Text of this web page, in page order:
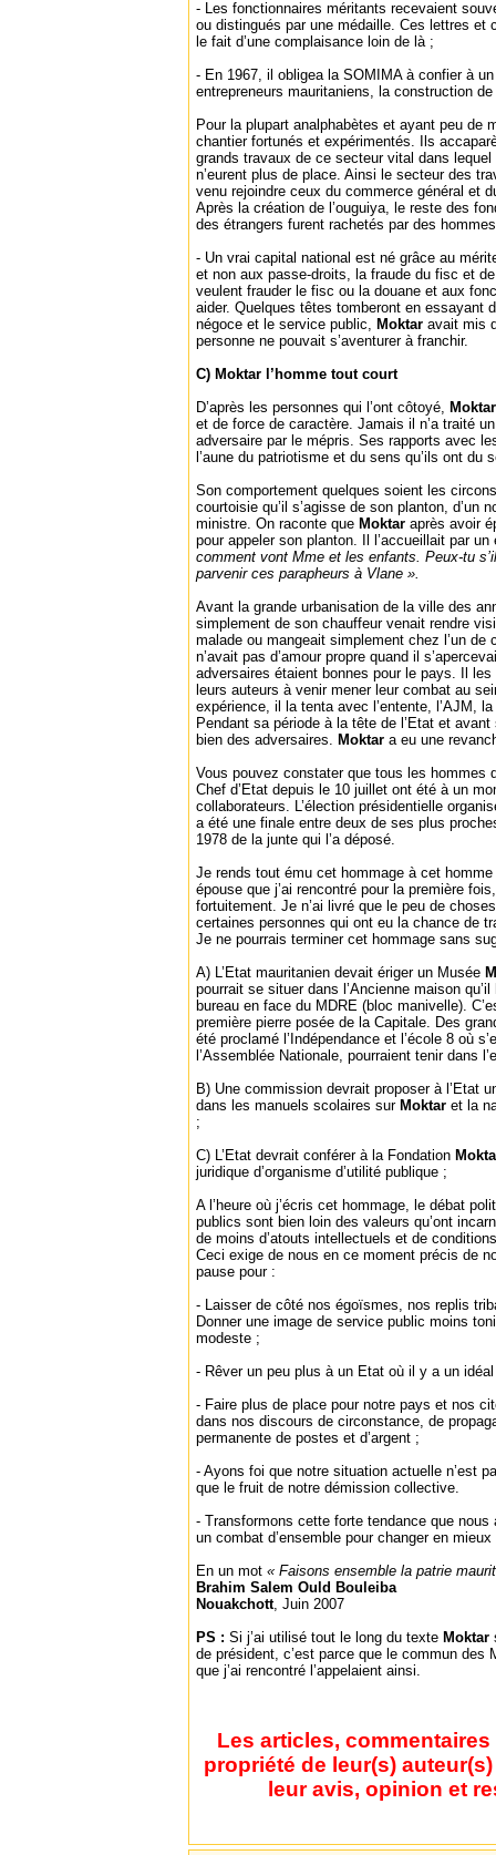
- Les fonctionnaires méritants recevaient
ou distingués par une médaille. Ces lettres et
le fait d’une complaisance loin de là ;
- En 1967, il obligea la SOMIMA à confier à
entrepreneurs mauritaniens, la construction de
Pour la plupart analphabètes et ayant peu de
chantier fortunés et expérimentés. Ils
grands travaux de ce secteur vital dans
n’eurent plus de place. Ainsi le secteur des
venu rejoindre ceux du commerce général et
Après la création de l’ouguiya, le reste des
des étrangers furent rachetés par des
- Un vrai capital national est né grâce au
et non aux passe-droits, la fraude du fisc et
veulent frauder le fisc ou la douane et aux
aider. Quelques têtes tomberont en essayant
négoce et le service public, Moktar avait mis
personne ne pouvait s’aventurer à franchir.
C) Moktar l’homme tout court
D’après les personnes qui l’ont côtoyé,
et de force de caractère. Jamais il n’a traité
adversaire par le mépris. Ses rapports avec
l’aune du patriotisme et du sens qu’ils ont du
Son comportement quelques soient les
courtoisie qu’il s’agisse de son planton, d’un
ministre. On raconte que Moktar après avoir
pour appeler son planton. Il l’accueillait par
comment vont Mme et les enfants. Peux-tu
parvenir ces parapheurs à Vlane ».
Avant la grande urbanisation de la ville des
simplement de son chauffeur venait rendre
malade ou mangeait simplement chez l’un
n’avait pas d’amour propre quand il
adversaires étaient bonnes pour le pays. Il
leurs auteurs à venir mener leur combat au
expérience, il la tenta avec l’entente, l’AJM,
Pendant sa période à la tête de l’Etat et
bien des adversaires. Moktar a eu une
Vous pouvez constater que tous les hommes
Chef d’Etat depuis le 10 juillet ont été à un
collaborateurs. L’élection présidentielle
a été une finale entre deux de ses plus
1978 de la junte qui l’a déposé.
Je rends tout ému cet hommage à cet
épouse que j’ai rencontré pour la première
fortuitement. Je n’ai livré que le peu de
certaines personnes qui ont eu la chance de
Je ne pourrais terminer cet hommage sans
A) L’Etat mauritanien devait ériger un Musée
pourrait se situer dans l’Ancienne maison
bureau en face du MDRE (bloc manivelle).
première pierre posée de la Capitale. Des
été proclamé l’Indépendance et l’école 8 où
l’Assemblée Nationale, pourraient tenir dans
B) Une commission devrait proposer à l’Etat
dans les manuels scolaires sur Moktar et la
;
C) L’Etat devrait conférer à la Fondation
juridique d’organisme d’utilité publique ;
A l’heure où j’écris cet hommage, le débat
publics sont bien loin des valeurs qu’ont
de moins d’atouts intellectuels et de
Ceci exige de nous en ce moment précis de
pause pour :
- Laisser de côté nos égoïsmes, nos replis
Donner une image de service public moins
modeste ;
- Rêver un peu plus à un Etat où il y a un
- Faire plus de place pour notre pays et nos
dans nos discours de circonstance, de
permanente de postes et d’argent ;
- Ayons foi que notre situation actuelle n’est
que le fruit de notre démission collective.
- Transformons cette forte tendance que nous
un combat d’ensemble pour changer en
En un mot « Faisons ensemble la patrie
Brahim Salem Ould Bouleiba
Nouakchott, Juin 2007
PS : Si j’ai utilisé tout le long du texte Moktar
de président, c’est parce que le commun des
que j’ai rencontré l’appelaient ainsi.
Les articles,
propriété de leur(s)
leur avis, opinion et